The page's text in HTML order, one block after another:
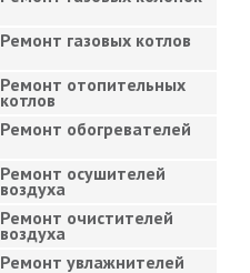
Ремонт газовых котлов
Ремонт отопительных
котлов
Ремонт обогревателей
Ремонт осушителей
воздуха
Ремонт очистителей
воздуха
Ремонт увлажнителей